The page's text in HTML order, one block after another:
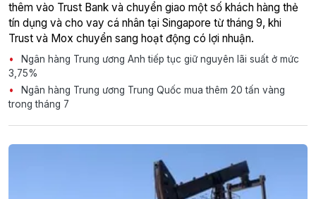
thêm vào Trust Bank và chuyển giao một số khách hàng thẻ
tín dụng và cho vay cá nhân tại Singapore từ tháng 9, khi
Trust và Mox chuyển sang hoạt động có lợi nhuận.
Ngân hàng Trung ương Anh tiếp tục giữ nguyên lãi suất ở mức
3,75%
Ngân hàng Trung ương Trung Quốc mua thêm 20 tấn vàng
trong tháng 7